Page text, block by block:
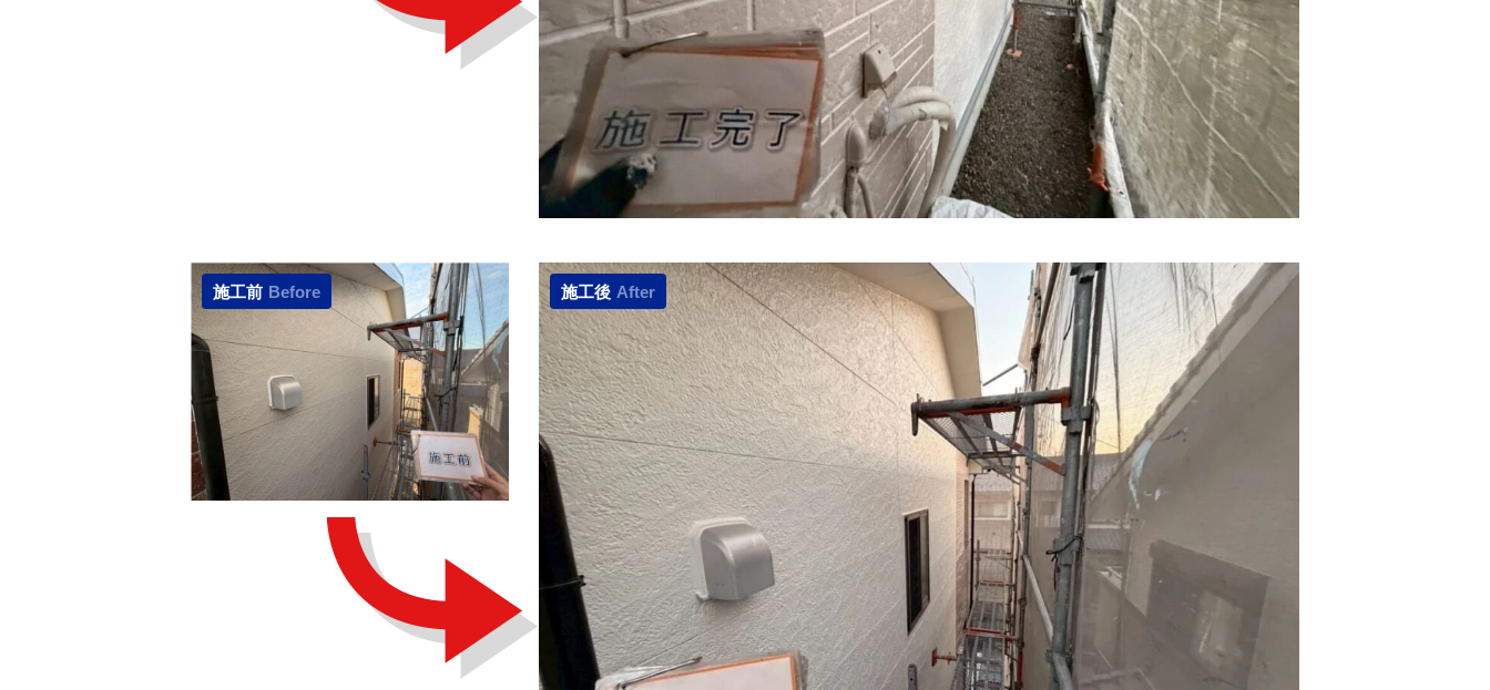
施工前 Before 施工後 After